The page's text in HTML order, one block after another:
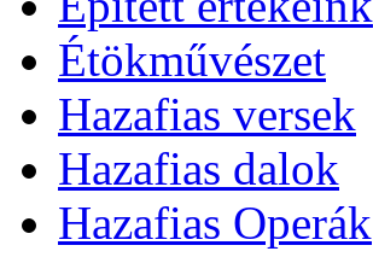
Étökművészet
Hazafias versek
Hazafias dalok
Hazafias Operák